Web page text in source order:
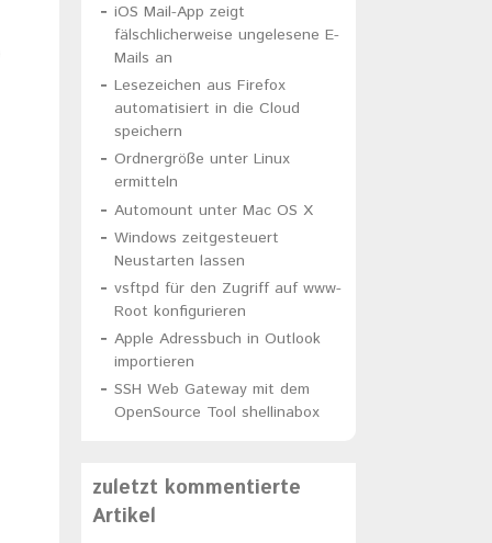
iOS Mail-App zeigt
fälschlicherweise ungelesene E-
Mails an
Lesezeichen aus Firefox
automatisiert in die Cloud
speichern
Ordnergröße unter Linux
ermitteln
Automount unter Mac OS X
Windows zeitgesteuert
Neustarten lassen
vsftpd für den Zugriff auf www-
Root konfigurieren
Apple Adressbuch in Outlook
importieren
SSH Web Gateway mit dem
OpenSource Tool shellinabox
zuletzt kommentierte
Artikel